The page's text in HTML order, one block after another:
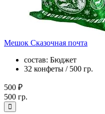
Мешок Сказочная почта
состав: Бюджет
32 конфеты / 500 гр.
500 ₽
500 гр.